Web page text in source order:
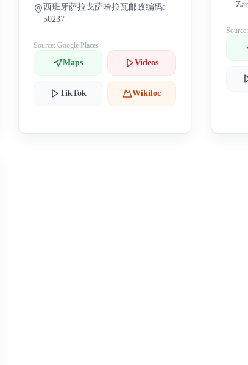
西班牙萨拉戈萨哈拉瓦邮政编码:
50237
Source: Google Places
Maps Videos
TikTok Wikiloc